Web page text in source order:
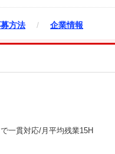
方法 / 企業情報
一貫対応/月平均残業15H